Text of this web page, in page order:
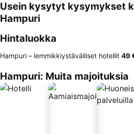
Usein kysytyt kysymykset
Hampuri
Hintaluokka
Hampuri – lemmikkiystävälliset hotellit ‎49
Hampuri: Muita majoituksia